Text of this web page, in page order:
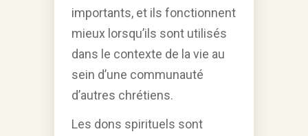
importants, et ils fonctionnent
mieux lorsqu’ils sont utilisés
dans le contexte de la vie au
sein d’une communauté
d’autres chrétiens.
Les dons spirituels sont